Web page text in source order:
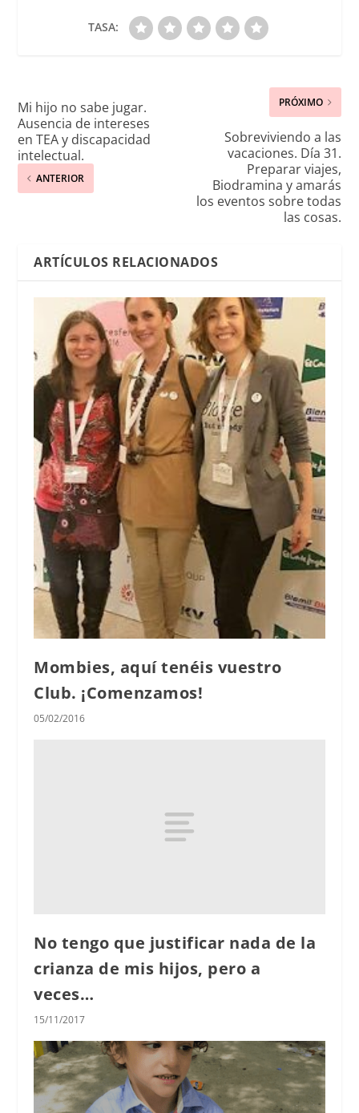
TASA:
Mi hijo no sabe jugar.
Ausencia de intereses
en TEA y discapacidad
intelectual.
ANTERIOR
PRÓXIMO
Sobreviviendo a las
vacaciones. Día 31.
Preparar viajes,
Biodramina y amarás
los eventos sobre todas
las cosas.
ARTÍCULOS RELACIONADOS
Mombies, aquí tenéis vuestro
Club. ¡Comenzamos!
05/02/2016
No tengo que justificar nada de la
crianza de mis hijos, pero a
veces…
15/11/2017